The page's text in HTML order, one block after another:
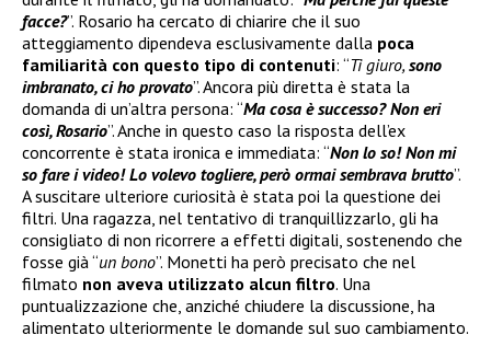
facce?”. Rosario ha cercato di chiarire che il suo
atteggiamento dipendeva esclusivamente dalla poca
familiarità con questo tipo di contenuti: “Ti giuro, sono
imbranato, ci ho provato”. Ancora più diretta è stata la
domanda di un’altra persona: “Ma cosa è successo? Non eri
così, Rosario”. Anche in questo caso la risposta dell’ex
concorrente è stata ironica e immediata: “Non lo so! Non mi
so fare i video! Lo volevo togliere, però ormai sembrava brutto”.
A suscitare ulteriore curiosità è stata poi la questione dei
filtri. Una ragazza, nel tentativo di tranquillizzarlo, gli ha
consigliato di non ricorrere a effetti digitali, sostenendo che
fosse già “un bono”. Monetti ha però precisato che nel
filmato non aveva utilizzato alcun filtro. Una
puntualizzazione che, anziché chiudere la discussione, ha
alimentato ulteriormente le domande sul suo cambiamento.